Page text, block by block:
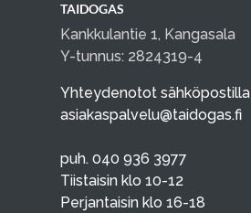
TAIDOGAS
Kankkulantie 1, Kangasala
Y-tunnus: 2824319-4
Yhteydenotot sähköpostilla
asiakaspalvelu@taidogas.fi
puh. 040 936 3977
Tiistaisin klo 10-12
Perjantaisin klo 16-18